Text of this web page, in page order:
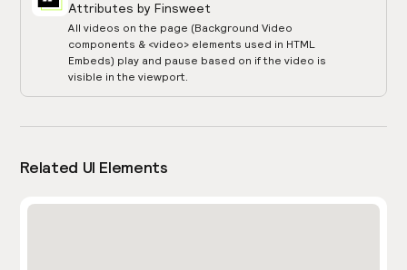
Attributes by Finsweet
All videos on the page (Background Video
components & <video> elements used in HTML
Embeds) play and pause based on if the video is
visible in the viewport.
Related UI Elements